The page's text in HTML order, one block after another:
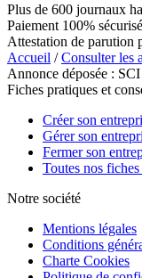
Plus de 600 journaux
Paiement 100% sécurisé
Attestation de parution
Accueil /Consulter les
Annonce déposée :
Fiches pratiques et
Créer son
Gérer son
Fermer son
Toutes nos
Notre société
Mentions légales
Conditions
Charte Cookies